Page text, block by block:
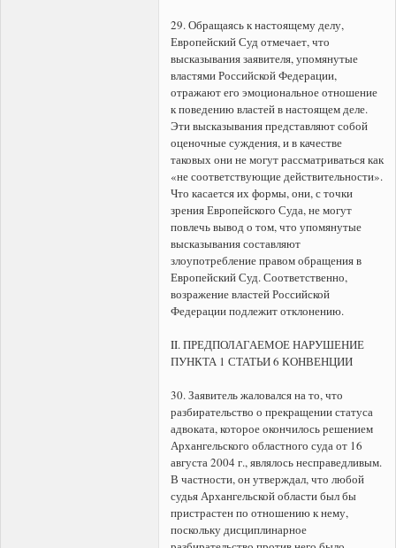
29. Обращаясь к настоящему делу,
Европейский Суд отмечает, что
высказывания заявителя, упомянутые
властями Российской Федерации,
отражают его эмоциональное отношение
к поведению властей в настоящем деле.
Эти высказывания представляют собой
оценочные суждения, и в качестве
таковых они не могут рассматриваться как
«не соответствующие действительности».
Что касается их формы, они, с точки
зрения Европейского Суда, не могут
повлечь вывод о том, что упомянутые
высказывания составляют
злоупотребление правом обращения в
Европейский Суд. Соответственно,
возражение властей Российской
Федерации подлежит отклонению.
II. ПРЕДПОЛАГАЕМОЕ НАРУШЕНИЕ
ПУНКТА 1 СТАТЬИ 6 КОНВЕНЦИИ
30. Заявитель жаловался на то, что
разбирательство о прекращении статуса
адвоката, которое окончилось решением
Архангельского областного суда от 16
августа 2004 г., являлось несправедливым.
В частности, он утверждал, что любой
судья Архангельской области был бы
пристрастен по отношению к нему,
поскольку дисциплинарное